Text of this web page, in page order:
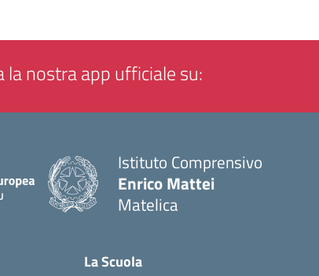
la nostra app ufficiale su:
Istituto Comprensivo
Enrico Mattei
Matelica
La Scuola